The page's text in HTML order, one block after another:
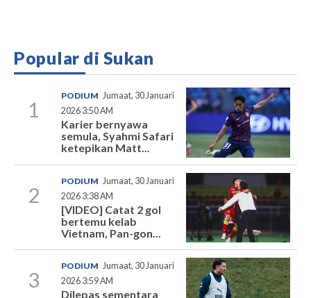
Popular di Sukan
1
PODIUM Jumaat, 30 Januari
2026 3:50 AM
Karier bernyawa
semula, Syahmi Safari
ketepikan Matt...
2
PODIUM Jumaat, 30 Januari
2026 3:38 AM
[VIDEO] Catat 2 gol
bertemu kelab
Vietnam, Pan-gon...
3
PODIUM Jumaat, 30 Januari
2026 3:59 AM
Dilepas sementara